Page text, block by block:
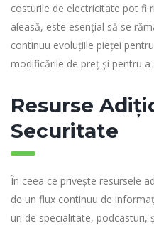
costurile de electricitate pot fi
aleasă, este esențial să se
continuu evoluțiile pieței
modificările de preț și pentru
Resurse
Securitate
În ceea ce privește resursele
de un flux continuu de
uri de specialitate, podcasturi,